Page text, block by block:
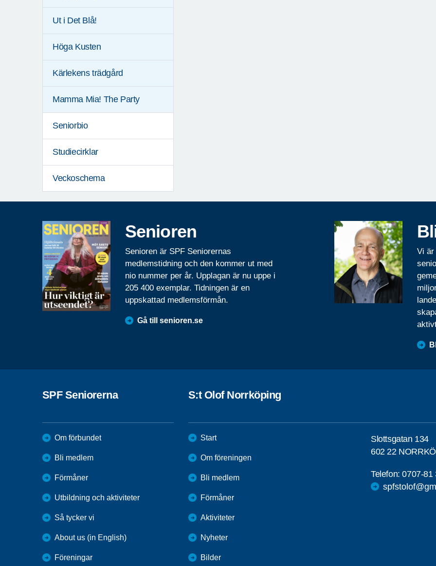
Ut i Det Blå!
Höga Kusten
Kärlekens trädgård
Mamma Mia! The Party
Seniorbio
Studiecirklar
Veckoschema
Senioren
Senioren är SPF Seniorernas
medlemstidning och den kommer ut med
nio nummer per år. Upplagan är nu uppe i
205 400 exemplar. Tidningen är en
uppskattad medlemsförmån.
Gå till senioren.se
Vi är
SPF Seniorerna
Om förbundet
Bli medlem
Förmåner
Utbildning och aktiviteter
Så tycker vi
About us (in English)
Föreningar
S:t Olof Norrköping
Start
Om föreningen
Bli medlem
Förmåner
Aktiviteter
Nyheter
Bilder
Slottsgatan 134
602 22
Telefon:0707-81